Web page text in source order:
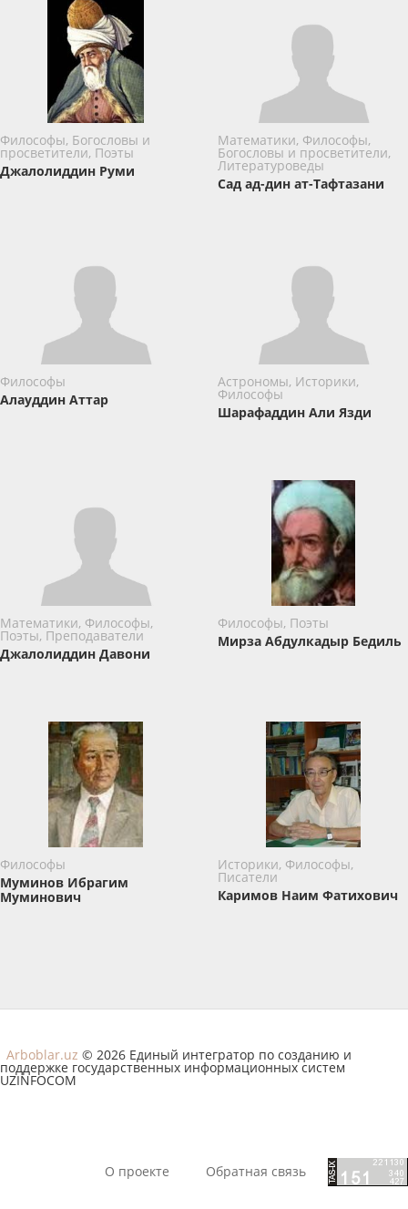
Философы, Богословы и
просветители, Поэты
Джалолиддин Руми
Математики, Философы,
Богословы и просветители,
Литературоведы
Сад ад-дин ат-Тафтазани
Философы
Алауддин Аттар
Астрономы, Историки,
Философы
Шарафаддин Али Язди
Математики, Философы,
Поэты, Преподаватели
Джалолиддин Давони
Философы, Поэты
Мирза Абдулкадыр Бедиль
Философы
Муминов Ибрагим
Муминович
Историки, Философы,
Писатели
Каримов Наим Фатихович
Arboblar.uz © 2026 Единый интегратор по созданию и
поддержке государственных информационных систем
UZINFOCOM
О проекте Обратная связь